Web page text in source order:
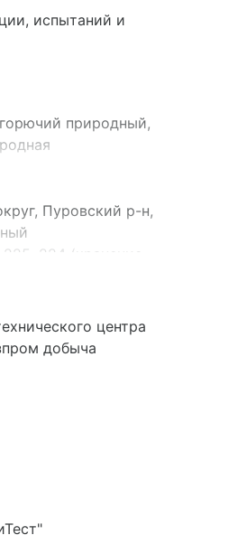
испытаний и
природный,
бытового
Пуровский р-н,
224 (хранение
центра
добыча